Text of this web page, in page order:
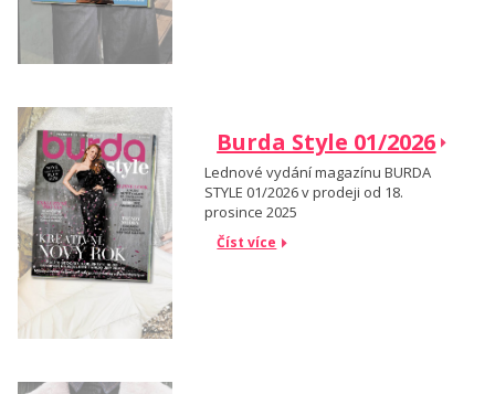
Burda Style 01/2026
Lednové vydání magazínu BURDA
STYLE 01/2026 v prodeji od 18.
prosince 2025
Číst více